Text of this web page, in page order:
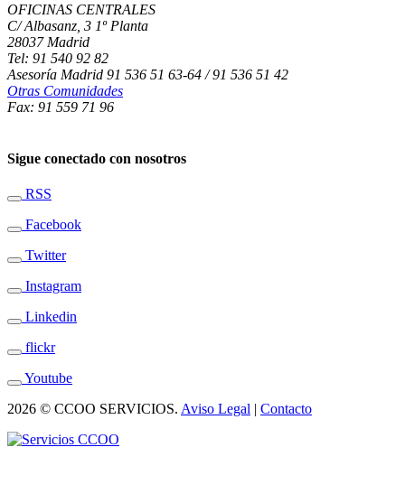
OFICINAS CENTRALES
C/ Albasanz, 3 1º Planta
28037 Madrid
Tel: 91 540 92 82
Asesoría Madrid 91 536 51 63-64 / 91 536 51 42
Otras Comunidades
Fax: 91 559 71 96
Sigue conectado con nosotros
RSS
Facebook
Twitter
Instagram
Linkedin
flickr
Youtube
2026 © CCOO SERVICIOS. Aviso Legal | Contacto